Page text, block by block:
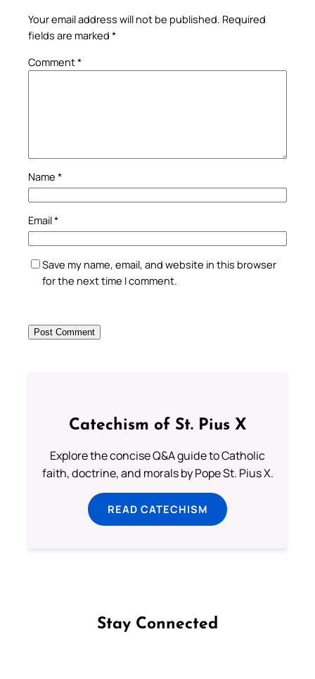
Your email address will not be published. Required
fields are marked *
Comment*
Name *
Email*
Save my name, email, and website in this browser
for the next time I comment.
Catechism of St. Pius X
Explore the concise Q&A guide to Catholic
faith, doctrine, and morals by Pope St. Pius X.
READ CATECHISM
Stay Connected